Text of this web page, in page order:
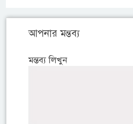
আপনার মন্তব্য
মন্তব্য লিখুন